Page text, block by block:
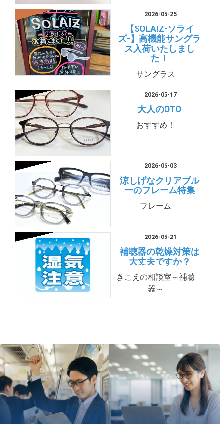
2026-05-25
【SOLAIZ-ソライ
ズ-】高機能サングラ
ス入荷いたしまし
た！
サングラス
2026-05-17
大人のOTO
おすすめ！
2026-06-03
涼しげなクリアブル
ーのフレーム特集
フレーム
2026-05-21
補聴器の乾燥対策は
大丈夫ですか？
きこえの相談室～補聴
器～